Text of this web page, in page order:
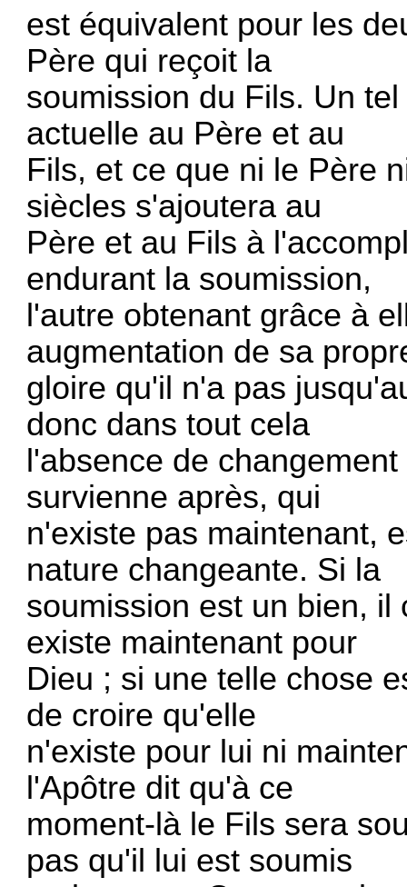
est équivalent pour les
Père qui reçoit la
soumission du Fils. Un
actuelle au Père et au
Fils, et ce que ni le Père
siècles s'ajoutera au
Père et au Fils à
endurant la soumission,
l'autre obtenant grâce à
augmentation de sa
gloire qu'il n'a pas
donc dans tout cela
l'absence de
survienne après, qui
n'existe pas maintenant,
nature changeante. Si la
soumission est un bien,
existe maintenant pour
Dieu ; si une telle chose
de croire qu'elle
n'existe pour lui ni
l'Apôtre dit qu'à ce
moment-là le Fils sera
pas qu'il lui est soumis